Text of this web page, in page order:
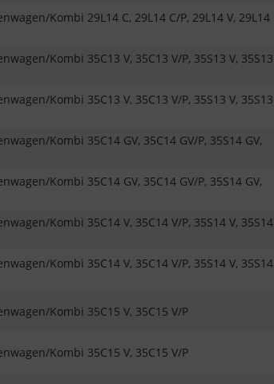
Kombi 29L14 C, 29L14 C/P, 29L14 V, 29L14
Kombi 35C13 V, 35C13 V/P, 35S13 V, 35S13
Kombi 35C13 V, 35C13 V/P, 35S13 V, 35S13
Kombi 35C14 GV, 35C14 GV/P, 35S14 GV,
Kombi 35C14 GV, 35C14 GV/P, 35S14 GV,
Kombi 35C14 V, 35C14 V/P, 35S14 V, 35S14
Kombi 35C14 V, 35C14 V/P, 35S14 V, 35S14
Kombi 35C15 V, 35C15 V/P
Kombi 35C15 V, 35C15 V/P